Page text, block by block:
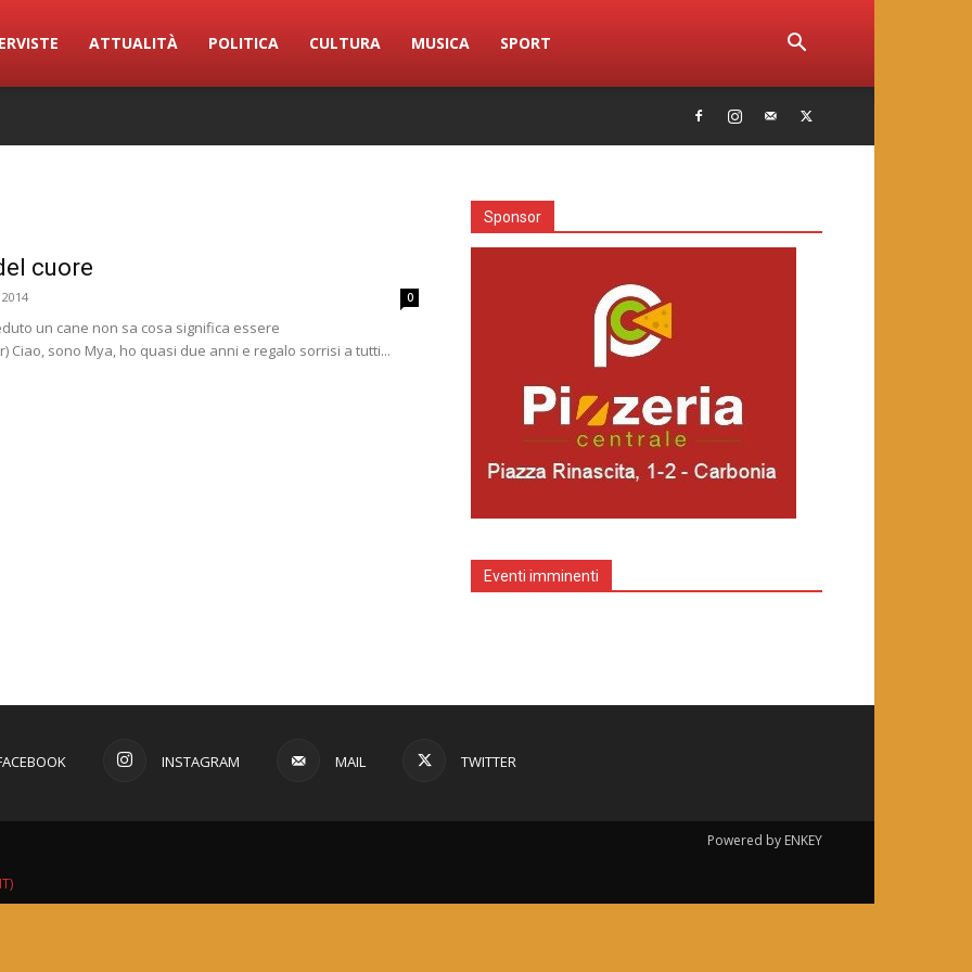
ATTUALITÀ POLITICA CULTURA MUSICA SPORT
cuore
0
un cane non sa cosa significa essere
Ciao, sono Mya, ho quasi due anni e regalo sorrisi a tutti...
Sponsor
Eventi imminenti
INSTAGRAM MAIL TWITTER
Powered by ENKEY